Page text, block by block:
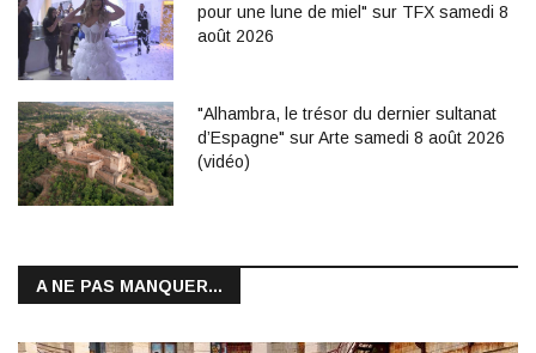
pour une lune de miel" sur TFX samedi 8
août 2026
"Alhambra, le trésor du dernier sultanat
d’Espagne" sur Arte samedi 8 août 2026
(vidéo)
A NE PAS MANQUER...